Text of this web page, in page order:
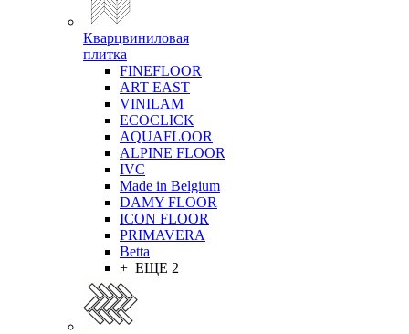
Кварцвиниловая
плитка
FINEFLOOR
ART EAST
VINILAM
ECOCLICK
AQUAFLOOR
ALPINE FLOOR
IVC
Made in Belgium
DAMY FLOOR
ICON FLOOR
PRIMAVERA
Betta
+ ЕЩЕ 2